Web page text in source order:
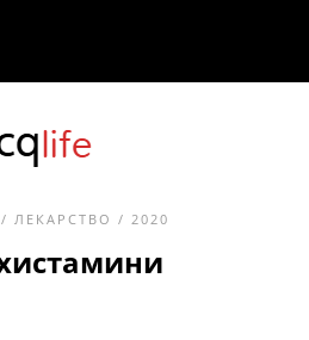
/ ЛЕКАРСТВО / 2020